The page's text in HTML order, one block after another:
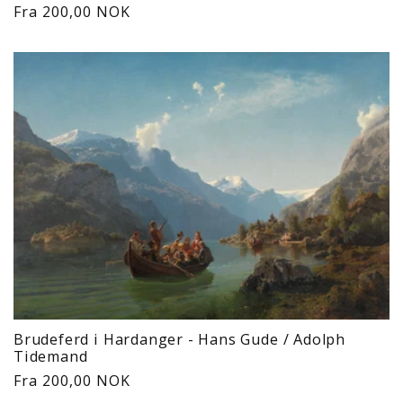
Vanlig
Fra 200,00 NOK
Brudeferd i Hardanger - Hans Gude / Adolph
Tidemand
Vanlig
Fra 200,00 NOK